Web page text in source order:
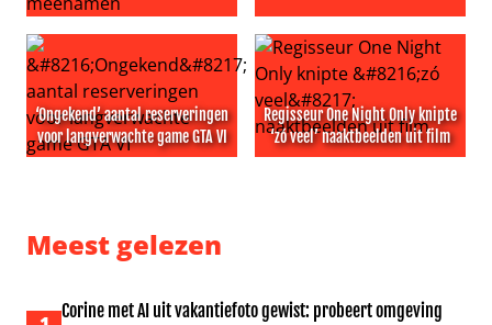
Britney Spears zegt ‘gefaald te hebben als moeder’
Meidenband KATSEYE
‘Ongekend’ aantal reserveringen
voor langverwachte game GTA VI
Regisseur One Night Only knipte
‘zó veel’ naaktbeelden uit film
Meest gelezen
Corine met AI uit vakantiefoto gewist: probeert omgeving